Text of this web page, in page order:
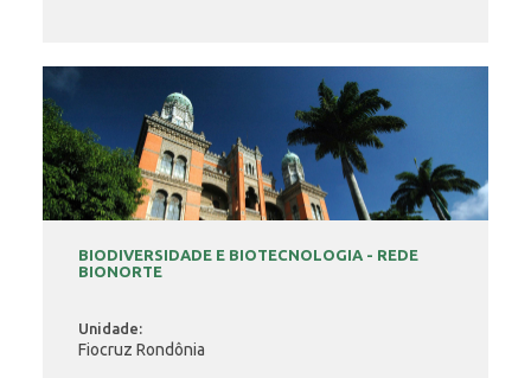
BIODIVERSIDADE E BIOTECNOLOGIA - REDE
BIONORTE
Unidade:
Fiocruz Rondônia